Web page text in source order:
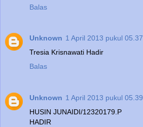
Balas
Unknown 1 April 2013 pukul 05.37
Tresia Krisnawati Hadir
Balas
Unknown 1 April 2013 pukul 05.39
HUSIN JUNAIDI/12320179.P
HADIR